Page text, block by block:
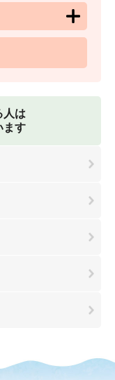
人は
ます